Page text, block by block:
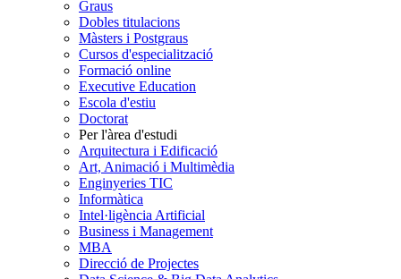
Graus
Dobles titulacions
Màsters i Postgraus
Cursos d'especialització
Formació online
Executive Education
Escola d'estiu
Doctorat
Per l'àrea d'estudi
Arquitectura i Edificació
Art, Animació i Multimèdia
Enginyeries TIC
Informàtica
Intel·ligència Artificial
Business i Management
MBA
Direcció de Projectes